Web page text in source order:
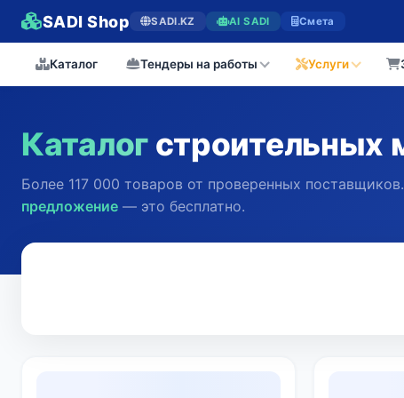
SADI Shop SADI.KZ AI SADI Смета
Каталог Тендеры на работы Услуги
Каталогстроительных
Более 117 000 товаров от проверенных поставщиков.
предложение — это бесплатно.